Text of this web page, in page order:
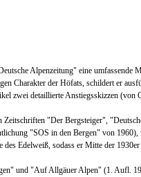
Alpenzeitung" eine
Charakter der Höfats, schildert er
zwei detaillierte Anstiegsskizzen (von
"Der Bergsteiger",
ng "SOS in den Bergen" von 1960),
des Edelweiß, sodass er Mitte der
und "Auf Allgäuer Alpen" (1. Aufl.